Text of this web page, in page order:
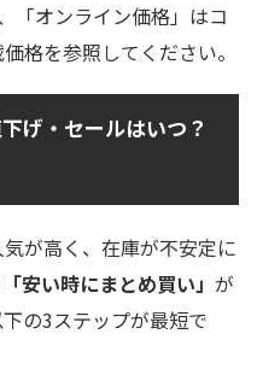
「オンライン価格」はコ
格を参照してください。
げ・セールはいつ？
が高く、在庫が不安定に
「安い時にまとめ買い」 が
の3ステップが最短で